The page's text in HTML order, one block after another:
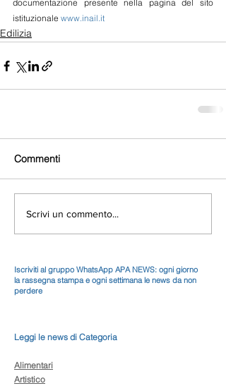
documentazione presente nella pagina del sito
istituzionale www.inail.it
Edilizia
Commenti
Scrivi un commento...
Iscriviti al gruppo WhatsApp APA NEWS: ogni giorno
la rassegna stampa e ogni settimana le news da non
perdere
Leggi le news di Categoria
Alimentari
Artistico